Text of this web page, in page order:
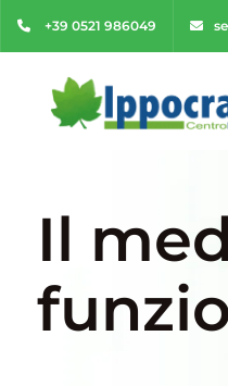
+39 0521 986049
Il